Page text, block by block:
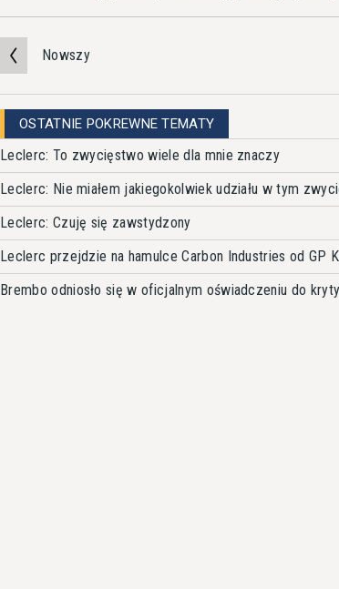
Nowszy
OSTATNIE POKREWNE TEMATY
Leclerc: To zwycięstwo wiele dla mnie znaczy
Leclerc: Nie miałem jakiegokolwiek udziału w tym
Leclerc: Czuję się zawstydzony
Leclerc przejdzie na hamulce Carbon Industries od GP
Brembo odniosło się w oficjalnym oświadczeniu do